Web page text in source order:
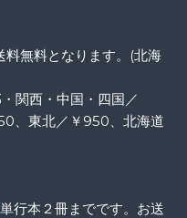
無料となります。(北海
関西・中国・四国／
、東北／￥950、北海道
行本２冊までです。お送